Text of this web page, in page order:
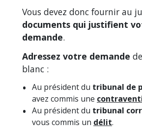
Vous devez donc fournir au
documents qui justifient
demande.
Adressez votre demande
blanc :
Au président du tribunal de
avez commis une
Au président du tribunal
vous commis un délit.